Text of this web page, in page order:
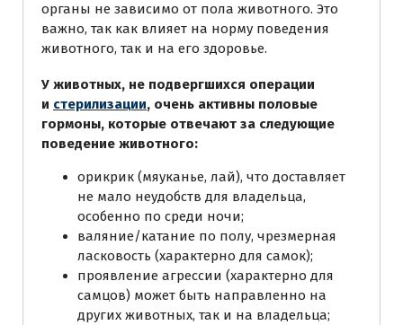
органы не зависимо от пола животного. Это
важно, так как влияет на норму поведения
животного, так и на его здоровье.
У животных, не подвергшихся операции
и стерилизации, очень активны половые
гормоны, которые отвечают за следующие
поведение животного:
орикрик (мяуканье, лай), что доставляет
не мало неудобств для владельца,
особенно по среди ночи;
валяние/катание по полу, чрезмерная
ласковость (характерно для самок);
проявление агрессии (характерно для
самцов) может быть направленно на
других животных, так и на владельца;